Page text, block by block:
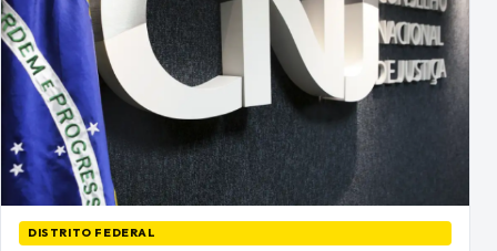
DISTRITO FEDERAL